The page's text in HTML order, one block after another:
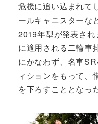
危機に追い込まれて
ールキャニスターな
2019年型が発表さ
に適用される二輪車
にかなわず、名車
ィションをもって、
を下ろすこととなっ